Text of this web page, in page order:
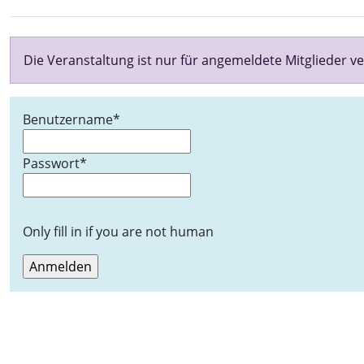
Die Veranstaltung ist nur für angemeldete Mitglieder
Benutzername*
Passwort*
Only fill in if you are not human